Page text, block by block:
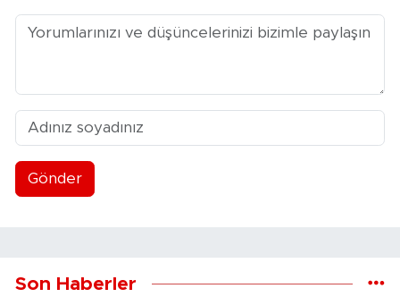
Gönder
Son Haberler